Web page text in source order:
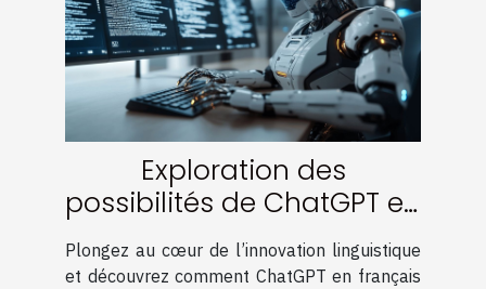
Exploration des
possibilités de ChatGPT en
français pour les
entreprises locales
Plongez au cœur de l’innovation linguistique
et découvrez comment ChatGPT en français